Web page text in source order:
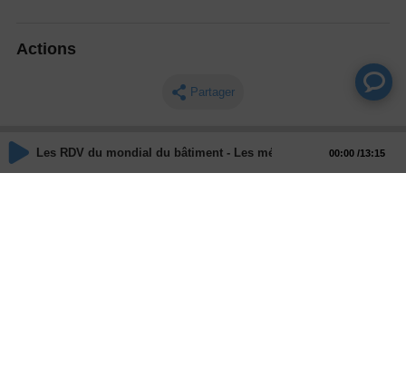
Actions
Partager
Les RDV du mondial du bâtiment - Les métiers - Métier :
00:00 13:15